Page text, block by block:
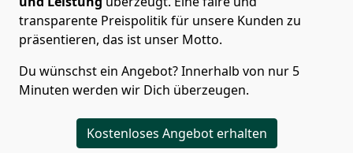
transparente Preispolitik für unsere Kunden zu
präsentieren, das ist unser Motto.
Du wünschst ein Angebot? Innerhalb von nur 5
Minuten werden wir Dich überzeugen.
Kostenloses Angebot erhalten